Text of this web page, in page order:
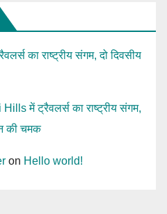
का राष्ट्रीय संगम, दो दिवसीय
में ट्रैवलर्स का राष्ट्रीय संगम,
की चमक
on Hello world!